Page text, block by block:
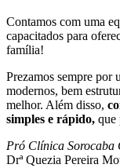
Contamos com uma
capacitados para
família!
Prezamos sempre por
modernos, bem
melhor. Além disso,
simples e rápido, que
Pró Clínica Sorocaba
Drª Quezia Pereira